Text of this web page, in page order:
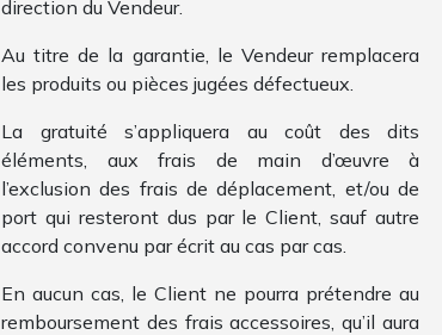
direction du Vendeur.
Au titre de la garantie, le Vendeur remplacera
les produits ou pièces jugées défectueux.
La gratuité s’appliquera au coût des dits
éléments, aux frais de main d’œuvre à
l’exclusion des frais de déplacement, et/ou de
port qui resteront dus par le Client, sauf autre
accord convenu par écrit au cas par cas.
En aucun cas, le Client ne pourra prétendre au
remboursement des frais accessoires, qu’il aura